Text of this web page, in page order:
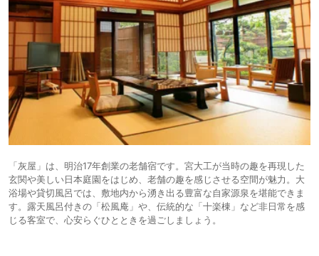
「灰屋」は、明治17年創業の老舗宿です。宮大工が当時の趣を再現した
玄関や美しい日本庭園をはじめ、老舗の趣を感じさせる空間が魅力。大
浴場や貸切風呂では、敷地内から湧き出る豊富な自家源泉を堪能できま
す。露天風呂付きの「松風庵」や、伝統的な「十楽棟」など非日常を感
じる客室で、心安らぐひとときを過ごしましょう。